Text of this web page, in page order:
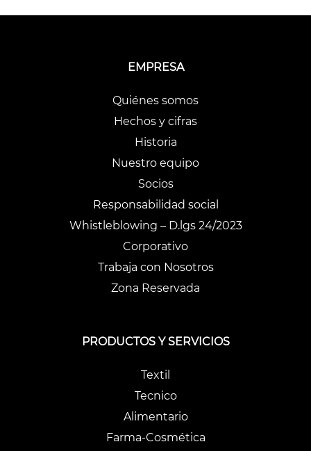
EMPRESA
Quiénes somos
Hechos y cifras
Historia
Nuestro equipo
Socios
Responsabilidad social
Whistleblowing – D.lgs 24/2023
Corporativo
Trabaja con Nosotros
Zona Reservada
PRODUCTOS Y SERVICIOS
Textil
Tecnico
Alimentario
Farma-Cosmética